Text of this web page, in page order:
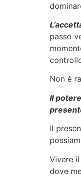
passo
Non è
Il
Il
Vivere
dove